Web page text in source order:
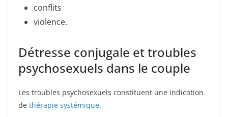
conflits
violence.
Détresse conjugale et troubles
psychosexuels dans le couple
Les troubles psychosexuels constituent une indication
de thérapie systémique.